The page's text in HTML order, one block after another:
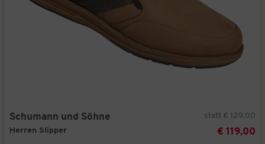
Schumann und Söhne
Herren Slipper
statt € 129,00
€ 119,00